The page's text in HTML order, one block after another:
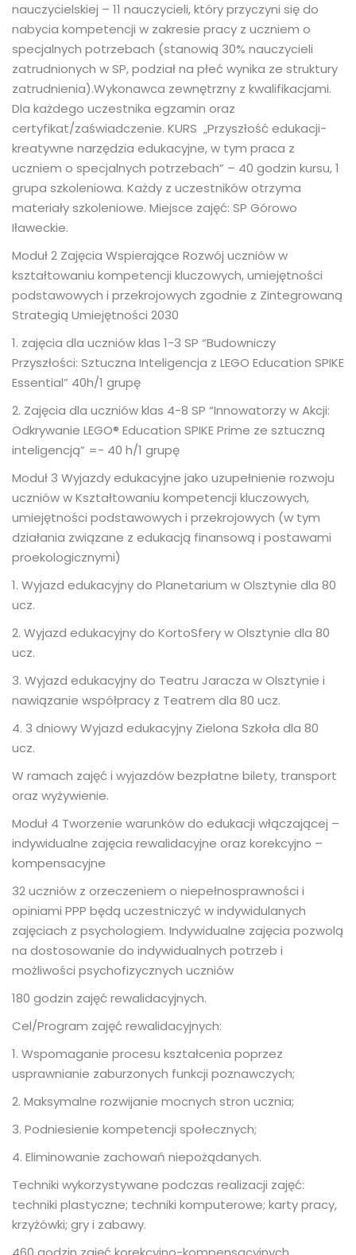
nauczycielskiej – 11 nauczycieli, który przyczyni się do
nabycia kompetencji w zakresie pracy z uczniem o
specjalnych potrzebach (stanowią 30% nauczycieli
zatrudnionych w SP, podział na płeć wynika ze struktury
zatrudnienia).Wykonawca zewnętrzny z kwalifikacjami.
Dla każdego uczestnika egzamin oraz
certyfikat/zaświadczenie. KURS „Przyszłość edukacji-
kreatywne narzędzia edukacyjne, w tym praca z
uczniem o specjalnych potrzebach” – 40 godzin kursu, 1
grupa szkoleniowa. Każdy z uczestników otrzyma
materiały szkoleniowe. Miejsce zajęć: SP Górowo
Iławeckie.
Moduł 2 Zajęcia Wspierające Rozwój uczniów w
kształtowaniu kompetencji kluczowych, umiejętności
podstawowych i przekrojowych zgodnie z Zintegrowaną
Strategią Umiejętności 2030
1. zajęcia dla uczniów klas 1-3 SP “Budowniczy
Przyszłości: Sztuczna Inteligencja z LEGO Education SPIKE
Essential” 40h/1 grupę
2. Zajęcia dla uczniów klas 4-8 SP “Innowatorzy w Akcji:
Odkrywanie LEGO® Education SPIKE Prime ze sztuczną
inteligencją” =- 40 h/1 grupę
Moduł 3 Wyjazdy edukacyjne jako uzupełnienie rozwoju
uczniów w Kształtowaniu kompetencji kluczowych,
umiejętności podstawowych i przekrojowych (w tym
działania związane z edukacją finansową i postawami
proekologicznymi)
1. Wyjazd edukacyjny do Planetarium w Olsztynie dla 80
ucz.
2. Wyjazd edukacyjny do KortoSfery w Olsztynie dla 80
ucz.
3. Wyjazd edukacyjny do Teatru Jaracza w Olsztynie i
nawiązanie współpracy z Teatrem dla 80 ucz.
4. 3 dniowy Wyjazd edukacyjny Zielona Szkoła dla 80
ucz.
W ramach zajęć i wyjazdów bezpłatne bilety, transport
oraz wyżywienie.
Moduł 4 Tworzenie warunków do edukacji włączającej –
indywidualne zajęcia rewalidacyjne oraz korekcyjno –
kompensacyjne
32 uczniów z orzeczeniem o niepełnosprawności i
opiniami PPP będą uczestniczyć w indywidulanych
zajęciach z psychologiem. Indywidualne zajęcia pozwolą
na dostosowanie do indywidualnych potrzeb i
możliwości psychofizycznych uczniów
180 godzin zajęć rewalidacyjnych.
Cel/Program zajęć rewalidacyjnych:
1. Wspomaganie procesu kształcenia poprzez
usprawnianie zaburzonych funkcji poznawczych;
2. Maksymalne rozwijanie mocnych stron ucznia;
3. Podniesienie kompetencji społecznych;
4. Eliminowanie zachowań niepożądanych.
Techniki wykorzystywane podczas realizacji zajęć:
techniki plastyczne; techniki komputerowe; karty pracy,
krzyżówki; gry i zabawy.